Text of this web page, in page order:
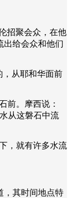
招聚会众，在他
出给会众和他们
，从耶和华面前
前。摩西说：
从这磐石中流
，就有许多水流
，其时间地点特